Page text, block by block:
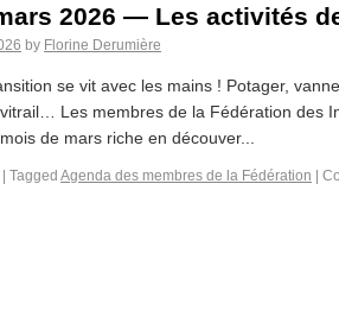
2026 — Les activités
by Florine Derumière
se vit avec les mains ! Potager,
Les membres de la Fédération des
de mars riche en découver...
Tagged Agenda des membres de la Fédération